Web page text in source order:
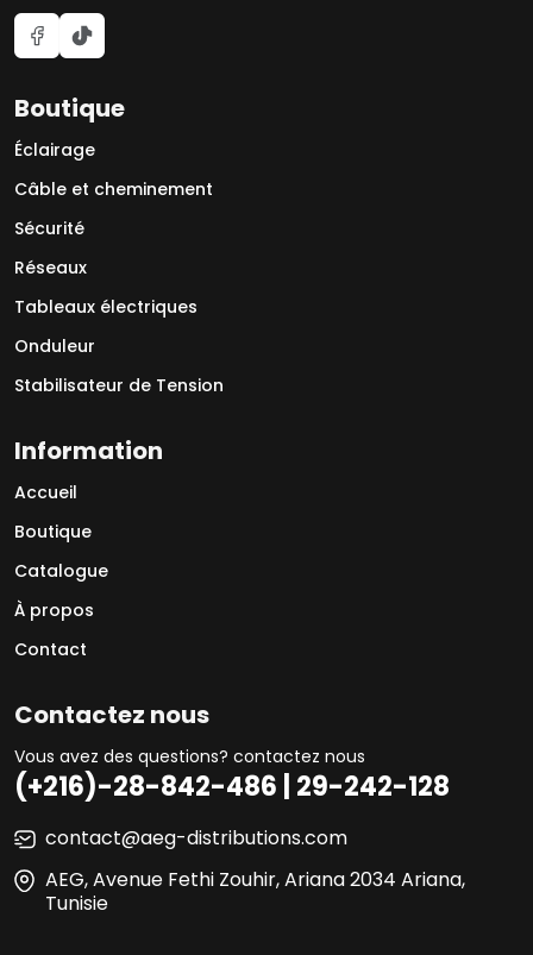
Boutique
Éclairage
Câble et cheminement
Sécurité
Réseaux
Tableaux électriques
Onduleur
Stabilisateur de Tension
Information
Accueil
Boutique
Catalogue
À propos
Contact
Contactez nous
Vous avez des questions? contactez nous
(+216)-28-842-486 | 29-242-128
contact@aeg-distributions.com
AEG, Avenue Fethi Zouhir, Ariana 2034 Ariana,
Tunisie